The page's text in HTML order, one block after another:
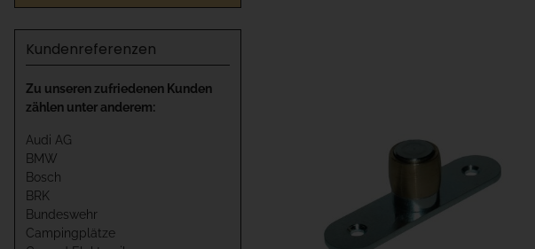
Kundenreferenzen
Zu unseren zufriedenen Kunden
zählen unter anderem:
Audi AG
BMW
Bosch
BRK
Bundeswehr
Campingplätze